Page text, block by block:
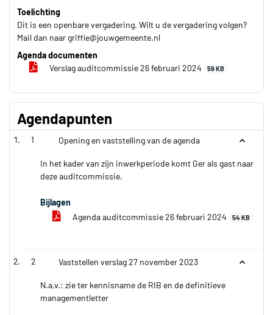
Toelichting
Dit is een openbare vergadering. Wilt u de vergadering volgen?
Mail dan naar griffie@jouwgemeente.nl
Agenda documenten
Verslag auditcommissie 26 februari 2024
59 KB
Agendapunten
1 Opening en vaststelling van de agenda
In het kader van zijn inwerkperiode komt Ger als gast naar
deze auditcommissie.
Bijlagen
Agenda auditcommissie 26 februari 2024
54 KB
2 Vaststellen verslag 27 november 2023
N.a,v.: zie ter kennisname de RIB en de definitieve
managementletter